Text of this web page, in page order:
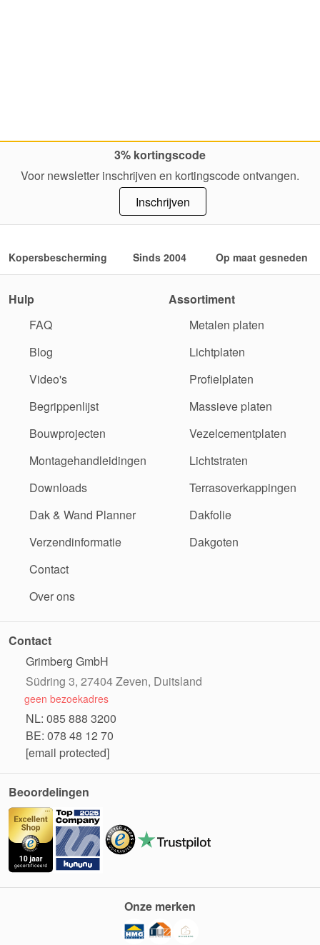
3% kortingscode
Voor newsletter inschrijven en kortingscode ontvangen.
Inschrijven
Kopersbescherming Sinds 2004 Op maat gesneden
Hulp
FAQ
Blog
Video's
Begrippenlijst
Bouwprojecten
Montagehandleidingen
Downloads
Dak & Wand Planner
Verzendinformatie
Contact
Over ons
Assortiment
Metalen platen
Lichtplaten
Profielplaten
Massieve platen
Vezelcementplaten
Lichtstraten
Terrasoverkappingen
Dakfolie
Dakgoten
Contact
Grimberg GmbH
Südring 3, 27404 Zeven, Duitsland
geen bezoekadres
NL: 085 888 3200
BE: 078 48 12 70
[email protected]
Beoordelingen
Onze merken